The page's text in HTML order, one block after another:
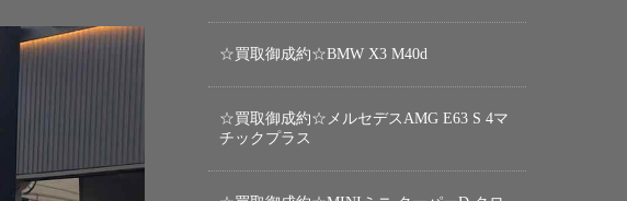
☆買取御成約☆BMW X3 M40d
☆買取御成約☆メルセデスAMG E63 S 4マ
チックプラス